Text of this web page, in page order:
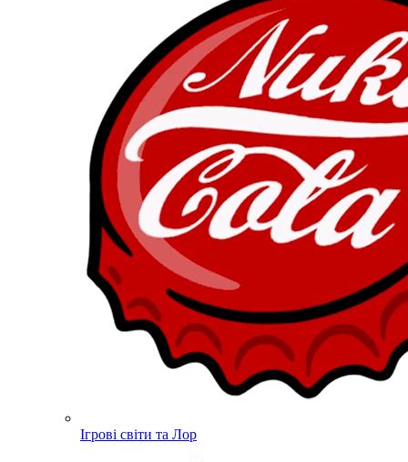
Ігрові світи та Лор